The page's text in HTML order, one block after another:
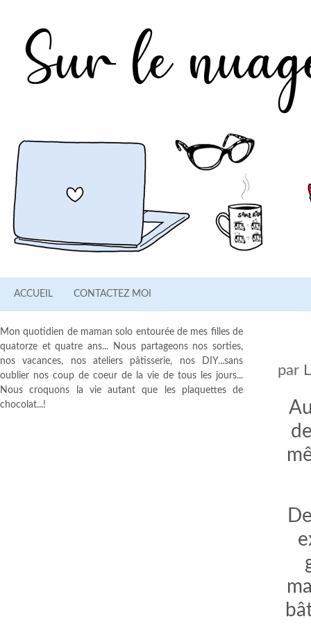
ACCUEIL CONTACTEZ MOI
par
Mon quotidien de maman solo entourée de mes filles de
quatorze et quatre ans... Nous partageons nos sorties,
nos vacances, nos ateliers pâtisserie, nos DIY...sans
oublier nos coup de coeur de la vie de tous les jours...
Nous croquons la vie autant que les plaquettes de
chocolat...!